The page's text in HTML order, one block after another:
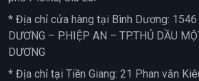
* Địa chỉ cửa hàng tại Bình Dương:
DƯƠNG – P.HIỆP AN – TP.THỦ DẦU
DƯƠNG
* Địa chỉ tại Tiền Giang: 21 Phan văn